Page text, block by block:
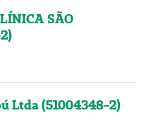
SÃO
Ltda (51004348-2)